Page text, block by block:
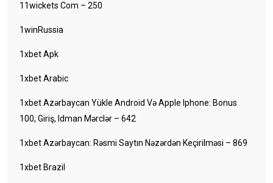
11wickets Com – 250
1winRussia
1xbet Apk
1xbet Arabic
1xbet Azərbaycan Yükle Android Və Apple Iphone: Bonus
100, Giriş, Idman Mərclər – 642
1xbet Azərbaycan: Rəsmi Saytın Nəzərdən Keçirilməsi – 869
1xbet Brazil